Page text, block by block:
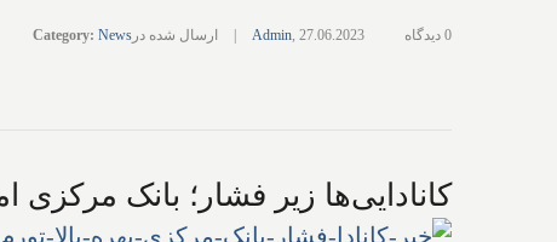
Admin, 27.06.2023
| ارسال شده در Category: News 0 دیدگاه
کانادایی‌ها زیر فشار؛ بانک مرکزی امروز بهره را ۰.۲۵% دیگر هم بالا برد تا